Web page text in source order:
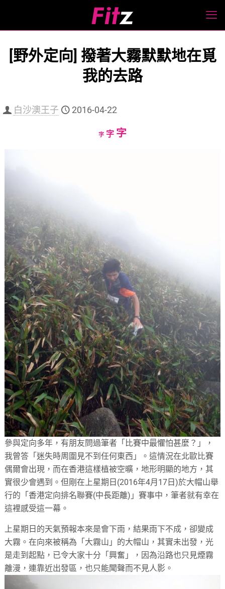
[野外定向] 撥著大霧默默地在覓
我的去路
白沙澳王子 2016-04-22
字Decrease
字Reset
字Increase
參與定向多年，有朋友問過筆者「比賽中最懼怕甚麼？」，
我曾答「迷失時周圍見不到任何東西」。這情況在北歐比賽
偶爾會出現，而在香港這樣植被空曠，地形明顯的地方，其
實很少會遇到。但剛在上星期日(2016年4月17日)於大帽山舉
行的「香港定向排名聯賽(中長距離)」賽事中，筆者就有幸在
這裡感受這一幕。
上星期日的天氣預報本來是會下雨，結果雨下不成，卻變成
大霧。在向來被稱為「大霧山」的大帽山，其實未出發，光
是走到起點，已令大家十分「興奮」，因為沿路也只見煙霧
離漫，連靠近出發區，也只能聞聲而不見人影。